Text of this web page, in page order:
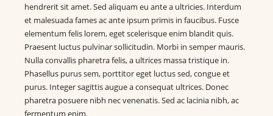
hendrerit sit amet. Sed aliquam eu ante a ultricies. Interdum
et malesuada fames ac ante ipsum primis in faucibus. Fusce
elementum felis lorem, eget scelerisque enim blandit quis.
Praesent luctus pulvinar sollicitudin. Morbi in semper mauris.
Nulla convallis pharetra felis, a ultrices massa tristique in.
Phasellus purus sem, porttitor eget luctus sed, congue et
purus. Integer sagittis augue a consequat ultrices. Donec
pharetra posuere nibh nec venenatis. Sed ac lacinia nibh, ac
fermentum enim.